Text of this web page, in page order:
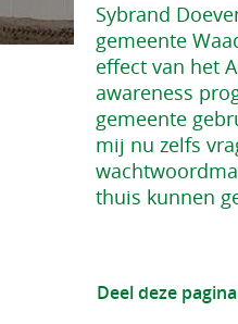
Sybrand
gemeente
effect van het
awareness
gemeente
mij nu zelfs
thuis kunnen
Deel deze